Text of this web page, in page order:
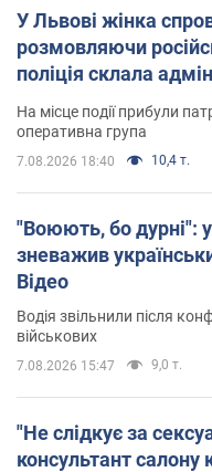
У Львові жінка
розмовляючи
поліція склала
На місце події прибули
оперативна група
7.08.2026 18:40 10,4 т.
"Воюють, бо дурні":
зневажив
Відео
Водія звільнили після
військових
7.08.2026 15:47 9,0 т.
"Не слідкує за
консультант салону